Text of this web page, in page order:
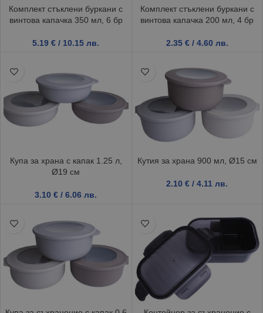
Комплект стъклени буркани с
винтова капачка 350 мл, 6 бр
5.19€ / 10.15 лв.
Комплект стъклени буркани с
винтова капачка 200 мл, 4 бр
2.35 € / 4.60 лв.
Купа за храна с капак 1.25 л,
Ø19 см
3.10€ / 6.06 лв.
Кутия за храна 900 мл, Ø15 см
2.10€ / 4.11 лв.